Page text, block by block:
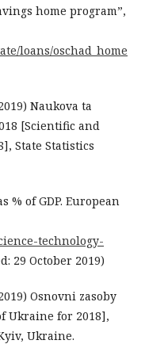
home program”,
loans/oschad_home
Naukova ta
[Scientific and
State Statistics
% of GDP. European
technology-
29 October 2019)
Osnovni zasoby
Ukraine for 2018],
Ukraine.